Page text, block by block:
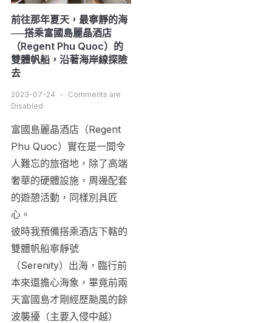
前往那年夏天，最寧靜的海
──搭乘富國島麗晶酒店
（Regent Phu Quoc）的
雙體帆船，沿著海岸線探險
去
2023-07-24
Comments are
Disabled
富國島麗晶酒店（Regent
Phu Quoc）實在是一間令
人難忘的旅宿地，除了高端
奢華的硬體設施，周邊配套
的遊憩活動，同樣別具匠
心。
彼時我預備搭乘酒店下轄的
雙體帆船寧靜號
（Serenity）出海，臨行前
本來還擔心海象，畢竟前兩
天富國島才剛經歷颱風的餘
波襲擾（主要入侵中越）